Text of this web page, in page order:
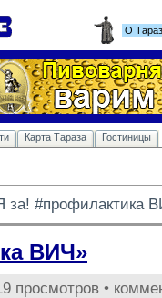
О
Карта Тараза Гостиницы
за! #профилактика
ВИЧ»
просмотров •